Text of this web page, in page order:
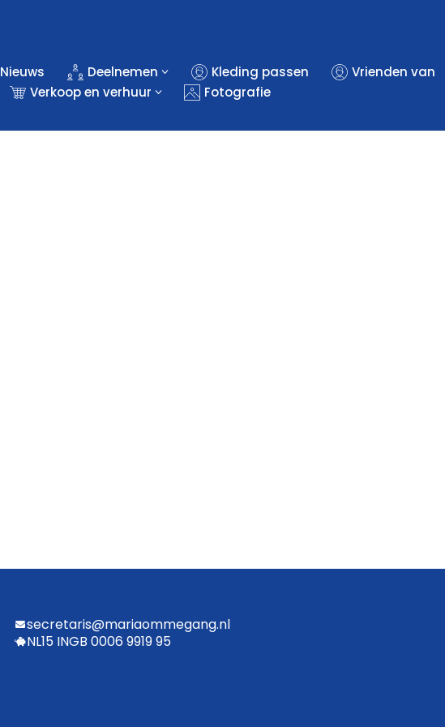
Nieuws Deelnemen Kleding passen Vrienden van
Verkoop en verhuur Fotografie
secretaris@mariaommegang.nl
NL15 INGB 0006 9919 95